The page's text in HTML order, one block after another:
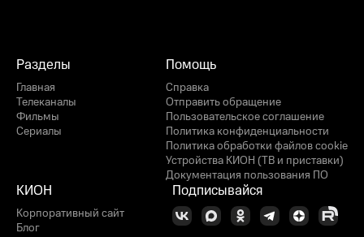
Разделы
Главная
Телеканалы
Фильмы
Сериалы
Помощь
Справка
Отправить обращение
Пользовательское соглашение
Политика конфиденциальности
Политика обработки файлов cookie
Устройства КИОН (ТВ и приставки)
Документация пользования ПО
КИОН
Корпоративный сайт
Блог
Подписывайся